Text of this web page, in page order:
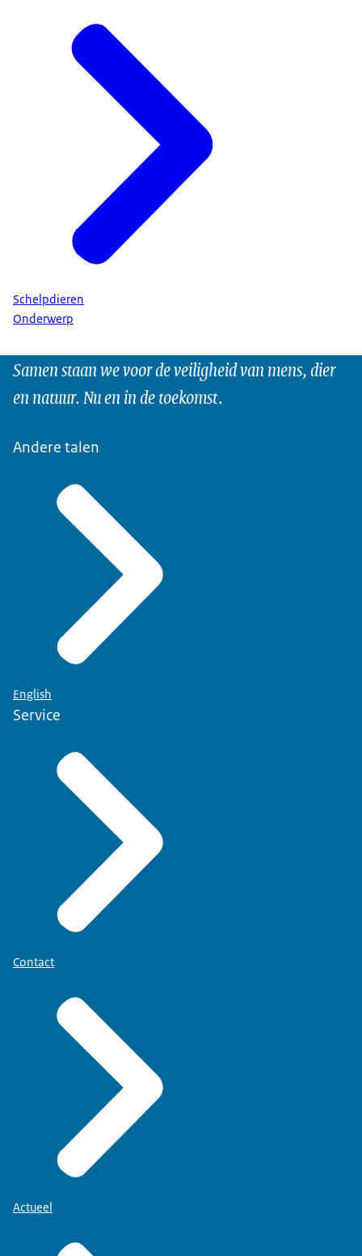
Schelpdieren
Onderwerp
Samen staan we voor de veiligheid van mens, dier
en natuur. Nu en in de toekomst.
Andere talen
English
Service
Contact
Actueel